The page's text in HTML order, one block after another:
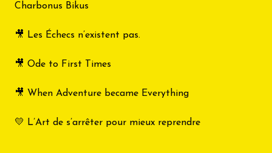
Charbonus Bikus
🎥 Les Échecs n’existent pas.
🎥 Ode to First Times
🎥 When Adventure became Everything
💛 L’Art de s’arrêter pour mieux reprendre